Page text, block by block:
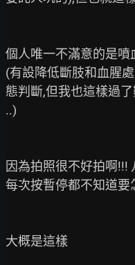
個人唯一不滿意的是噴
(有設降低斷肢和血腥
態判斷,但我也這樣過
..)
因為拍照很不好拍啊!!!
每次按暫停都不知道要
大概是這樣